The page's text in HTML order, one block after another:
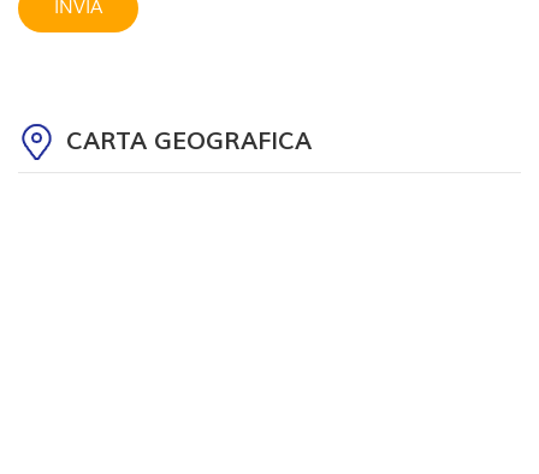
CARTA GEOGRAFICA